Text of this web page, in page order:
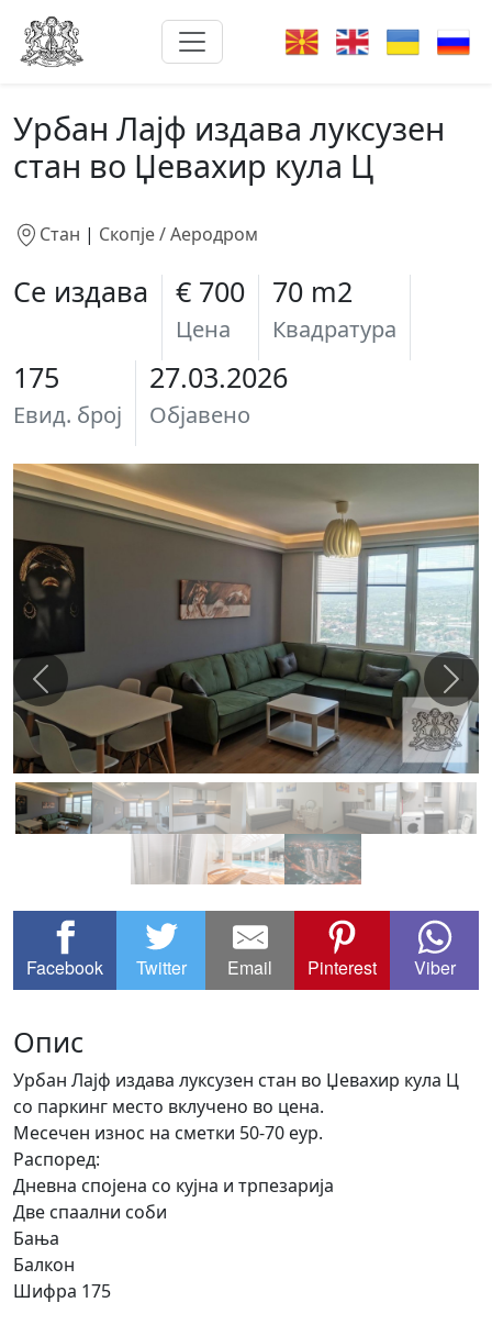
Урбан Лајф издава луксузен
стан во Џевахир кула Ц
Стан | Скопје / Аеродром
Се издава € 700
Цена
70 m2
Квадратура
175
Евид. број
27.03.2026
Објавено
Facebook Twitter Email Pinterest Viber
Опис
Урбан Лајф издава луксузен стан во Џевахир кула Ц
со паркинг место вклучено во цена.
Месечен износ на сметки 50-70 еур.
Распоред:
Дневна спојена со кујна и трпезарија
Две спаални соби
Бања
Балкон
Шифра 175